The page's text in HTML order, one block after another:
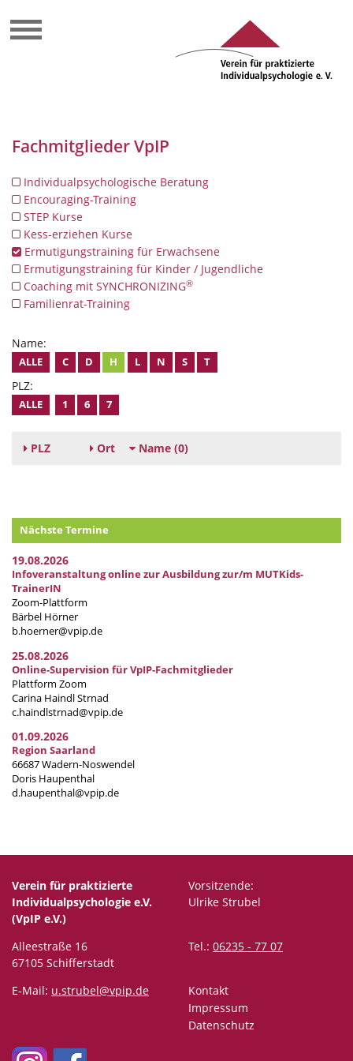
Fachmitglieder VpIP
Individualpsychologische Beratung
Encouraging-Training
STEP Kurse
Kess-erziehen Kurse
Ermutigungstraining für Erwachsene
Ermutigungstraining für Kinder / Jugendliche
Coaching mit SYNCHRONIZING®
Familienrat-Training
Name:
ALLE C D H L N S T
PLZ:
ALLE 1 6 7
PLZ Ort Name (0)
Nächste Termine
19.08.2026
Infoveranstaltung online zur Ausbildung zur/m MUTKids-
TrainerIN
Zoom-Plattform
Bärbel Hörner
b.hoerner@vpip.de
25.08.2026
Online-Supervision für VpIP-Fachmitglieder
Plattform Zoom
Carina Haindl Strnad
c.haindlstrnad@vpip.de
01.09.2026
Region Saarland
66687 Wadern-Noswendel
Doris Haupenthal
d.haupenthal@vpip.de
Verein für praktizierte
Individualpsychologie e.V.
(VpIP e.V.)
Vorsitzende:
Ulrike Strubel
Alleestraße 16
67105 Schifferstadt
Tel.: 06235 - 77 07
E-Mail: u.strubel@vpip.de
Kontakt
Impressum
Datenschutz